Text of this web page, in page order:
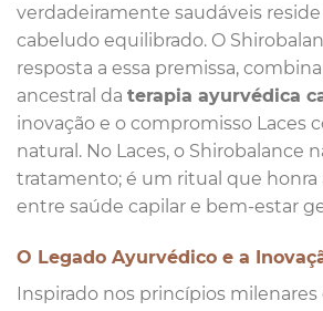
verdadeiramente saudáveis
cabeludo equilibrado. O
resposta a essa premissa,
ancestral da terapia ayurvédica
inovação e o compromisso Laces
natural. No Laces, o Shirobalance
tratamento; é um ritual que honra
entre saúde capilar e bem-estar
O Legado Ayurvédico e a
Inspirado nos princípios milenares